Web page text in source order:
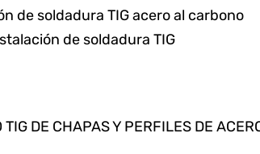
de soldadura TIG acero al carbono
de soldadura TIG
DE CHAPAS Y PERFILES DE